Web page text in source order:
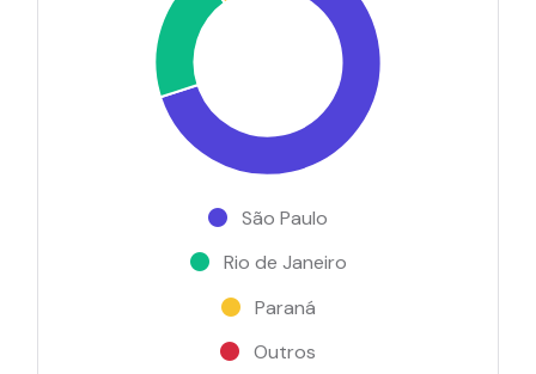
São Paulo
Rio de Janeiro
Paraná
Outros